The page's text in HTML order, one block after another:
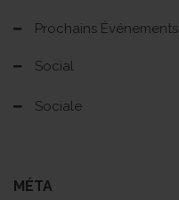
Prochains Événements
Social
Sociale
MÉTA